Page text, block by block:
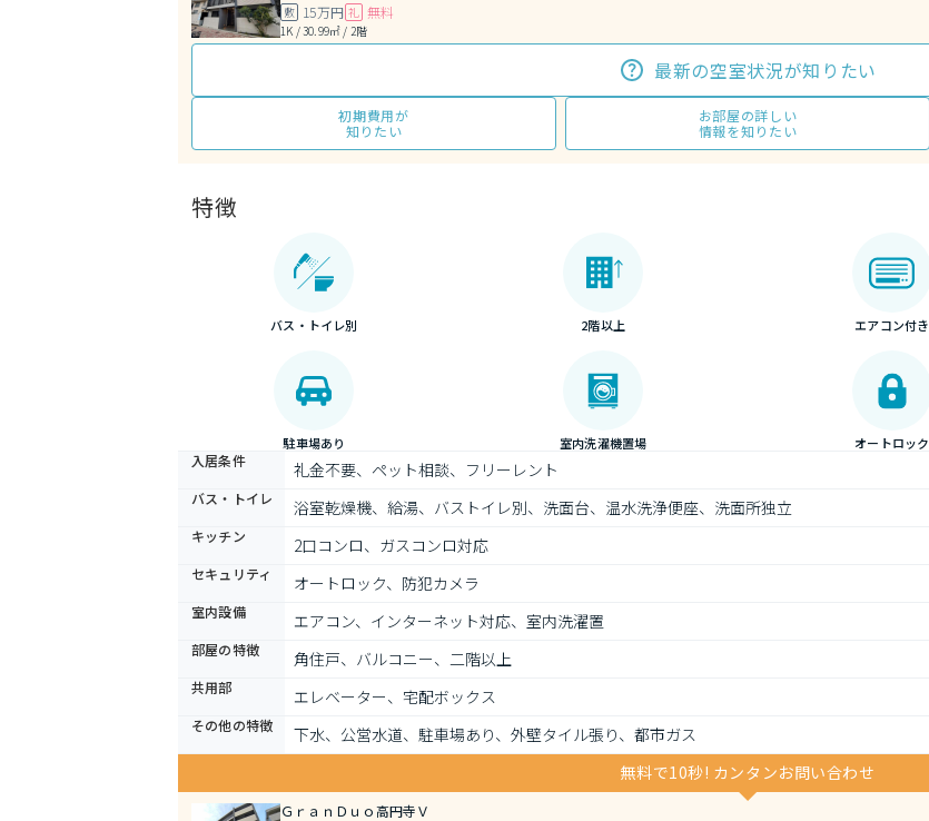
敷 15万円 礼 無料
1K / 30.99㎡ / 2階
最新の空室状況が知りたい
初期費用が
知りたい
お部屋の詳しい
情報を知りたい
特徴
バス・トイレ別 2階以上 エアコン付き
駐車場あり 室内洗濯機置場 オートロック
入居条件 礼金不要、ペット相談、フリーレント
バス・トイレ 浴室乾燥機、給湯、バストイレ別、洗面台、温水洗浄便座、洗面所独立
キッチン 2口コンロ、ガスコンロ対応
セキュリティ オートロック、防犯カメラ
室内設備 エアコン、インターネット対応、室内洗濯置
部屋の特徴 角住戸、バルコニー、二階以上
共用部 エレベーター、宅配ボックス
その他の特徴
下水、公営水道、駐車場あり、外壁タイル張り、都市ガス
無料で10秒! カンタンお問い合わせ
ＧｒａｎＤｕｏ高円寺Ｖ